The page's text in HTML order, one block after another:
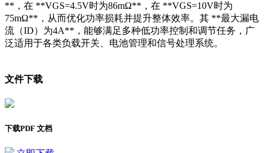
**，在 **VGS=4.5V时为86mΩ**，在 **VGS=10V时为
75mΩ**，从而优化功率损耗并提升整体效率。其 **最大漏电
流（ID）为4A**，能够满足多种低功率控制和调节任务，广
泛适用于各类负载开关、电池管理和信号处理系统。
文件下载
下载PDF 文档